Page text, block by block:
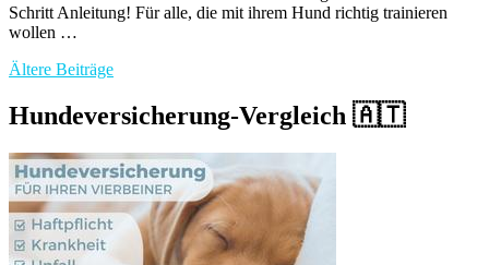
Schritt Anleitung! Für alle, die mit ihrem Hund richtig trainieren
wollen …
Beitragsnavigation
Ältere Beiträge
Hundeversicherung-Vergleich 🇦🇹